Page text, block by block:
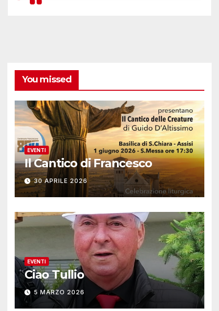
You missed
EVENTI
Il Cantico di Francesco
30 APRILE 2026
EVENTI
Ciao Tullio
5 MARZO 2026